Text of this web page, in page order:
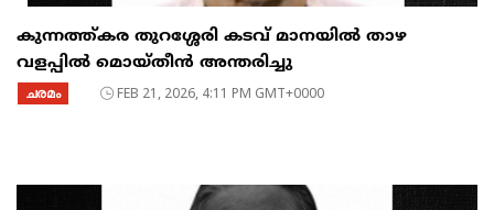
കുന്നത്ത്കര തുറശ്ശേരി കടവ് മാനയിൽ താഴ
വളപ്പിൽ മൊയ്തീൻ അന്തരിച്ചു
ചരമം FEB 21, 2026, 4:11 PM GMT+0000